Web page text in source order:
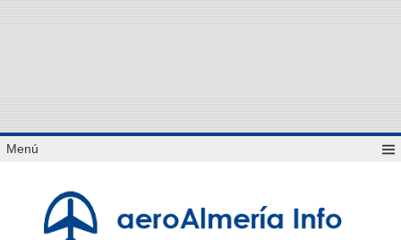
Saltar
alMenú